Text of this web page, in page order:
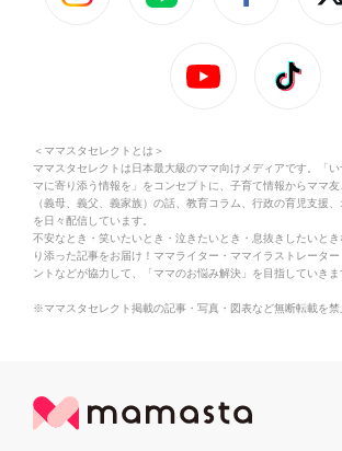
＜ママスタセレクトとは＞
ママスタセレクトは日本最大級のママ向けメディアです。「
マに寄り添う情報を」をコンセプトに、子育て情報からママ
（義母、義父、義家族）の話、教育コラム、行政の育児支援
を日々配信しています。
不安なとき・笑いたいとき・泣きたいとき・息抜きしたいと
り添った記事をお届け！ママライター・ママイラストレータ
ントなどが協力して、「ママのお悩み解決」を目指していきま
※ママスタセレクト掲載の記事・写真・図表など無断転載を禁